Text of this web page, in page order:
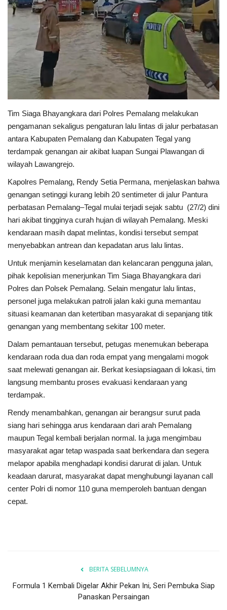
Keamanan
Kejahatan
Cybers Event
UMKM & Ekonomi Kreatif
Pekerja Migran Indonesia
Ekonomi
Informasi Journalism
Olahraga
Kesehatan
Layanan Publik
Perempuan/Anak
Tim Siaga Bhayangkara dari Polres Pemalang melakukan
pengamanan sekaligus pengaturan lalu lintas di jalur perbatasan
antara Kabupaten Pemalang dan Kabupaten Tegal yang
terdampak genangan air akibat luapan Sungai Plawangan di
wilayah Lawangrejo.
Kapolres Pemalang, Rendy Setia Permana, menjelaskan bahwa
genangan setinggi kurang lebih 20 sentimeter di jalur Pantura
perbatasan Pemalang–Tegal mulai terjadi sejak sabtu (27/2) dini
hari akibat tingginya curah hujan di wilayah Pemalang. Meski
kendaraan masih dapat melintas, kondisi tersebut sempat
menyebabkan antrean dan kepadatan arus lalu lintas.
Untuk menjamin keselamatan dan kelancaran pengguna jalan,
pihak kepolisian menerjunkan Tim Siaga Bhayangkara dari
Polres dan Polsek Pemalang. Selain mengatur lalu lintas,
personel juga melakukan patroli jalan kaki guna memantau
situasi keamanan dan ketertiban masyarakat di sepanjang titik
genangan yang membentang sekitar 100 meter.
Dalam pemantauan tersebut, petugas menemukan beberapa
kendaraan roda dua dan roda empat yang mengalami mogok
saat melewati genangan air. Berkat kesiapsiagaan di lokasi, tim
langsung membantu proses evakuasi kendaraan yang
terdampak.
Rendy menambahkan, genangan air berangsur surut pada
siang hari sehingga arus kendaraan dari arah Pemalang
maupun Tegal kembali berjalan normal. Ia juga mengimbau
masyarakat agar tetap waspada saat berkendara dan segera
melapor apabila menghadapi kondisi darurat di jalan. Untuk
keadaan darurat, masyarakat dapat menghubungi layanan call
center Polri di nomor 110 guna memperoleh bantuan dengan
cepat.
BERITA SEBELUMNYA
Formula 1 Kembali Digelar Akhir Pekan Ini, Seri Pembuka Siap
Panaskan Persaingan